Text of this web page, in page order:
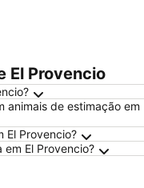
El Provencio
animais de estimação em
El Provencio?
em El Provencio?